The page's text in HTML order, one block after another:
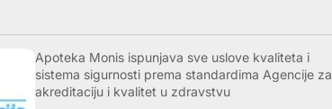
Apoteka Monis ispunjava sve uslove kvaliteta i
sistema sigurnosti prema standardima Agencije za
akreditaciju i kvalitet u zdravstvu